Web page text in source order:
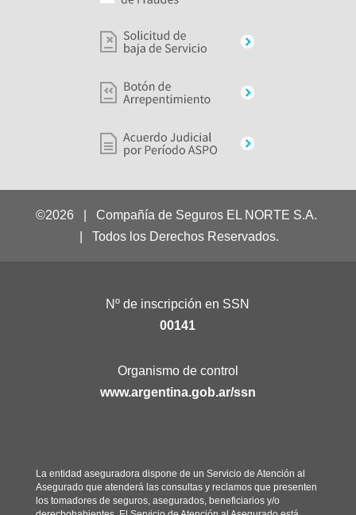
©2026 | Compañía de Seguros EL NORTE S.A.
| Todos los Derechos Reservados.
Nº de inscripción en SSN
00141
Organismo de control
www.argentina.gob.ar/ssn
La entidad aseguradora dispone de un Servicio de Atención al
Asegurado que atenderá las consultas y reclamos que presenten
los tomadores de seguros, asegurados, beneficiarios y/o